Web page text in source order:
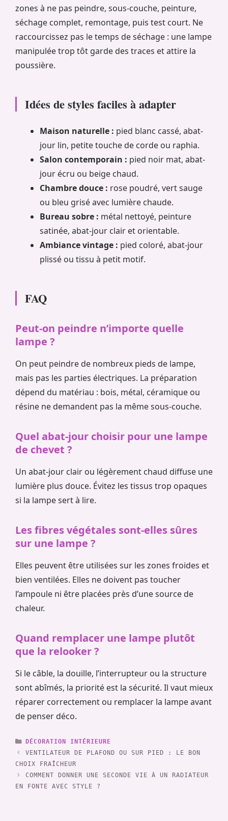
zones à ne pas peindre, sous-couche, peinture,
séchage complet, remontage, puis test court. Ne
raccourcissez pas le temps de séchage : une lampe
manipulée trop tôt garde des traces et attire la
poussière.
Idées de styles faciles à adapter
Maison naturelle : pied blanc cassé, abat-
jour lin, petite touche de corde ou raphia.
Salon contemporain : pied noir mat, abat-
jour écru ou beige chaud.
Chambre douce : rose poudré, vert sauge
ou bleu grisé avec lumière chaude.
Bureau sobre : métal nettoyé, peinture
satinée, abat-jour clair et orientable.
Ambiance vintage : pied coloré, abat-jour
plissé ou tissu à petit motif.
FAQ
Peut-on peindre n’importe quelle
lampe ?
On peut peindre de nombreux pieds de lampe,
mais pas les parties électriques. La préparation
dépend du matériau : bois, métal, céramique ou
résine ne demandent pas la même sous-couche.
Quel abat-jour choisir pour une lampe
de chevet ?
Un abat-jour clair ou légèrement chaud diffuse une
lumière plus douce. Évitez les tissus trop opaques
si la lampe sert à lire.
Les fibres végétales sont-elles sûres
sur une lampe ?
Elles peuvent être utilisées sur les zones froides et
bien ventilées. Elles ne doivent pas toucher
l’ampoule ni être placées près d’une source de
chaleur.
Quand remplacer une lampe plutôt
que la relooker ?
Si le câble, la douille, l’interrupteur ou la structure
sont abîmés, la priorité est la sécurité. Il vaut mieux
réparer correctement ou remplacer la lampe avant
de penser déco.
CATÉGORIES
DÉCORATION INTÉRIEURE
VENTILATEUR DE PLAFOND OU SUR PIED : LE BON
CHOIX FRAÎCHEUR
COMMENT DONNER UNE SECONDE VIE À UN RADIATEUR
EN FONTE AVEC STYLE ?